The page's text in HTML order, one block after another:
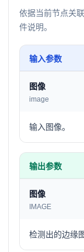
依据当前节点关
件说明。
输入参数
图像
image
输入图像。
输出参数
图像
IMAGE
检测出的边缘